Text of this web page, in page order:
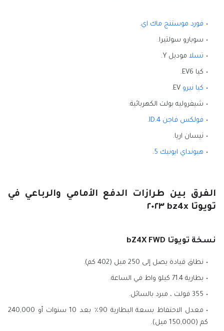
فورد موستنج ماك اي.
سوبارو سولتيرا.
تسلا موديل Y.
كيا EV6.
كيا نيرو
شيفروليه بولت الكهربائية.
فولكس فاجن ID.4 .
نيسان اريا.
هيونداي ايونيك 5 .
الفرق بين طرازات الدفع الأمامي والرباعي في
تويوتا bz4x ٢٠٢٣
نسخة تويوتا bZ4X FWD
نطاق قيادة يصل إلى 250 ميل (402 كم).
بطارية 71.4 كيلو واط في الساعة.
355 فولت ، مبرد بالسائل.
معدل الاحتفاظ بسعة البطارية 90٪ بعد 10 سنوات أو 240,000
كم (150,000 ميل).